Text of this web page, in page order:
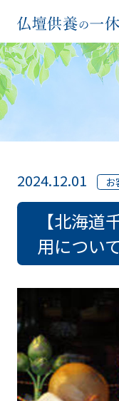
2024.12.01 お
【北海道
用につい